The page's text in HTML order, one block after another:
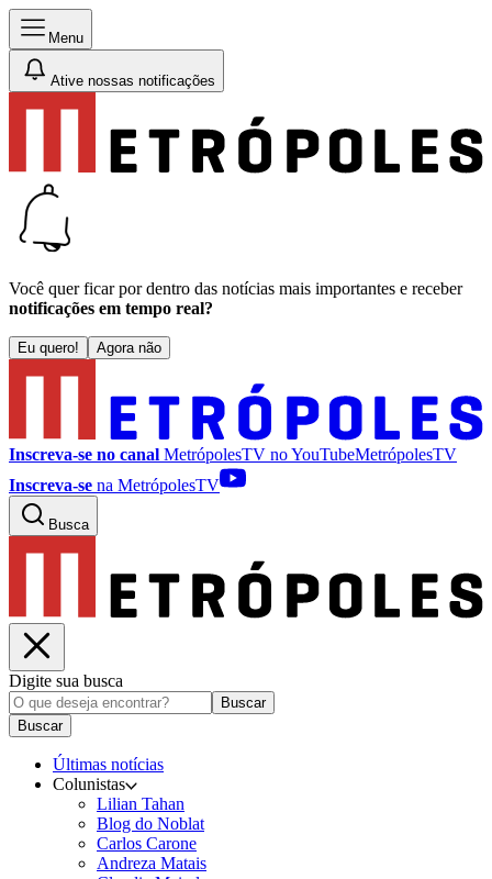
Menu
Ative nossas notificações
Você quer ficar por dentro das notícias mais importantes e receber
notificações em tempo real?
Eu quero! Agora não
Inscreva-se no canal MetrópolesTV noYouTubeMetrópolesTV
Inscreva-se na MetrópolesTV
Busca
Digite sua busca
Buscar
Buscar
Últimas notícias
Colunistas
Lilian Tahan
Blog do Noblat
Carlos Carone
Andreza Matais